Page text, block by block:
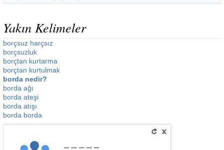
Yakın Kelimeler
borçsuz harçsız
borçsuzluk
borçtan kurtarma
borçtan kurtulmak
borda nedir?
borda ağı
borda ateşi
borda atışı
borda borda